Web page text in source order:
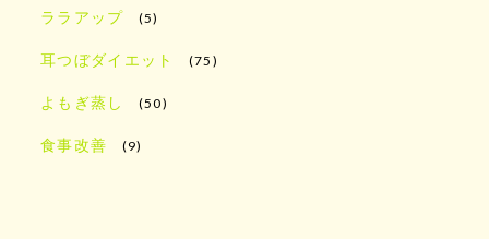
ララアップ (5)
耳つぼダイエット (75)
よもぎ蒸し (50)
食事改善 (9)